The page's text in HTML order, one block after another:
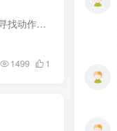
各种类型手机层出不穷，但是留在手机中最长久的还是耐玩的手机单机游戏，无论是寻找动作刺激、策略思考、模拟管理还是竞技对战，这十款肯定有一款适合你。 01 失落的记忆重制版 失落的记忆复刻...
1499 1